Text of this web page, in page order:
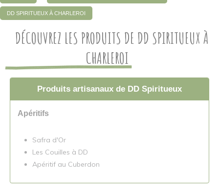
DD SPIRITUEUX À CHARLEROI
DÉCOUVREZ LES PRODUITS DE DD SPIRITUEUX À
CHARLEROI
Produits artisanaux de DD Spiritueux
Apéritifs
Safra d'Or
Les Couilles à DD
Apéritif au Cuberdon